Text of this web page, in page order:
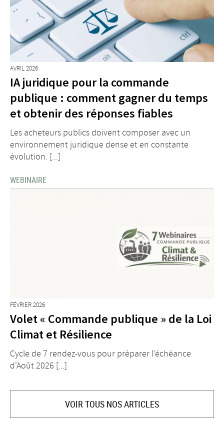
AVRIL 2026
IA juridique pour la commande
publique : comment gagner du temps
et obtenir des réponses fiables
Les acheteurs publics doivent composer avec un
environnement juridique dense et en constante
évolution. [...]
WEBINAIRE
FÉVRIER 2026
Volet « Commande publique » de la Loi
Climat et Résilience
Cycle de 7 rendez-vous pour préparer l’échéance
d'Août 2026 [...]
VOIR TOUS NOS ARTICLES